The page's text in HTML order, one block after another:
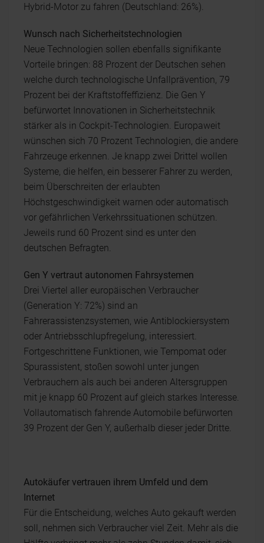
Hybrid-Motor zu fahren (Deutschland: 26%).
Wunsch nach Sicherheitstechnologien
Neue Technologien sollen ebenfalls signifikante
Vorteile bringen: 88 Prozent der Deutschen sehen
welche durch technologische Unfallprävention, 79
Prozent bei der Kraftstoffeffizienz. Die Gen Y
befürwortet Innovationen in Sicherheitstechnik
stärker als in Cockpit-Technologien. Europaweit
wünschen sich 70 Prozent Technologien, die andere
Fahrzeuge erkennen. Je knapp zwei Drittel wollen
Systeme, die helfen, ein besserer Fahrer zu werden,
beim Überschreiten der erlaubten
Höchstgeschwindigkeit warnen oder automatisch
vor gefährlichen Verkehrssituationen schützen.
Jeweils rund 60 Prozent sind es unter den
deutschen Befragten.
Gen Y vertraut autonomen Fahrsystemen
Drei Viertel aller europäischen Verbraucher
(Generation Y: 72%) sind an
Fahrerassistenzsystemen, wie Antiblockiersystem
oder Antriebsschlupfregelung, interessiert.
Fortgeschrittene Funktionen, wie Tempomat oder
Spurassistent, stoßen sowohl unter jungen
Verbrauchern als auch bei anderen Altersgruppen
mit je knapp 60 Prozent auf gleich starkes Interesse.
Vollautomatisch fahrende Automobile befürworten
39 Prozent der Gen Y, außerhalb dieser jeder Dritte.
Autokäufer vertrauen ihrem Umfeld und dem
Internet
Für die Entscheidung, welches Auto gekauft werden
soll, nehmen sich Verbraucher viel Zeit. Mehr als die